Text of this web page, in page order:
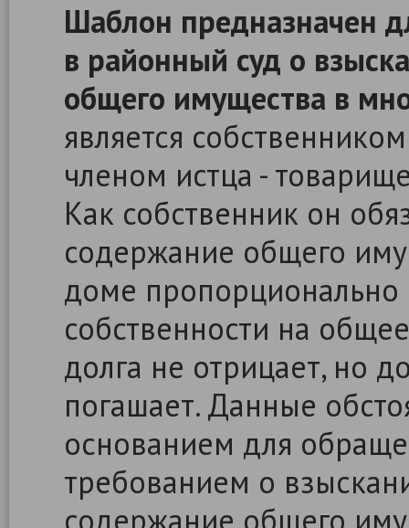
Шаблон предназначен
в районный суд о
общего имущества в
является
членом истца -
Как собственник он
содержание общего
доме
собственности на
долга не отрицает, но
погашает. Данные
основанием для
требованием о
содержание общего